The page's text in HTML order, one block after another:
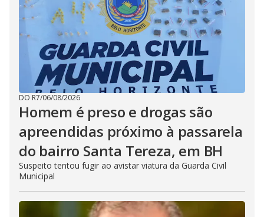
DO R7/06/08/2026
Homem é preso e drogas são
apreendidas próximo à passarela
do bairro Santa Tereza, em BH
Suspeito tentou fugir ao avistar viatura da Guarda Civil
Municipal